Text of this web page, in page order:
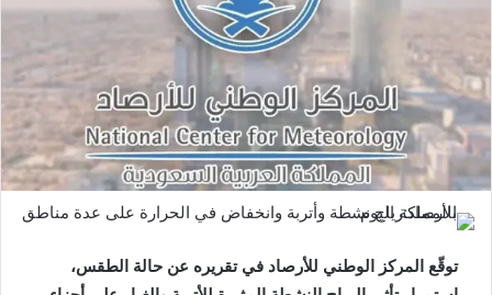
توقّع المركز الوطني للأرصاد في تقريره عن حالة الطقس،